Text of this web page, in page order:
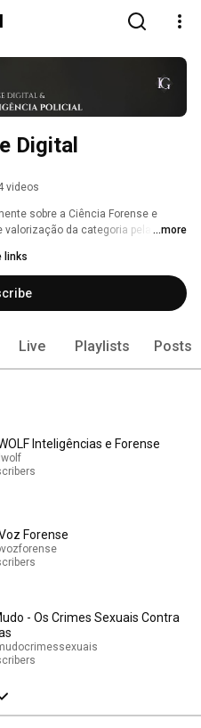
Digital
videos
sobre a Ciência Forense e
da categoria pela
mínimo 30 anos de experiência
o público acadêmico,e de
serviço de informação pública
...more
links
Live Playlists Posts
WOLF Inteligências e Forense
Forense
- Os Crimes Sexuais Contra